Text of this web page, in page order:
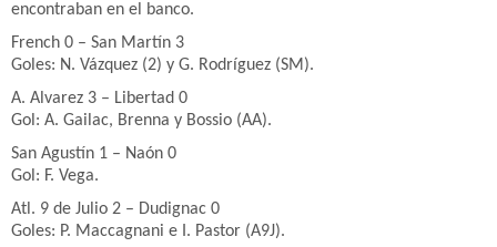
encontraban en el banco.
French 0 – San Martín 3
Goles: N. Vázquez (2) y G. Rodríguez (SM).
A. Alvarez 3 – Libertad 0
Gol: A. Gailac, Brenna y Bossio (AA).
San Agustín 1 – Naón 0
Gol: F. Vega.
Atl. 9 de Julio 2 – Dudignac 0
Goles: P. Maccagnani e I. Pastor (A9J).